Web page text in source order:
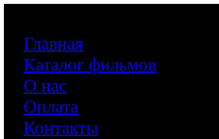
Главная
Каталог фильмов
О нас
Оплата
Контакты